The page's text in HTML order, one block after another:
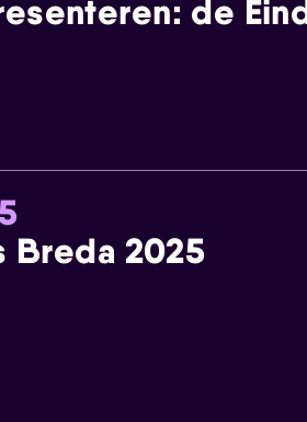
de
Breda 2025